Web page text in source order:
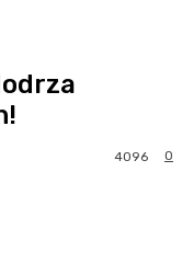
0
4096